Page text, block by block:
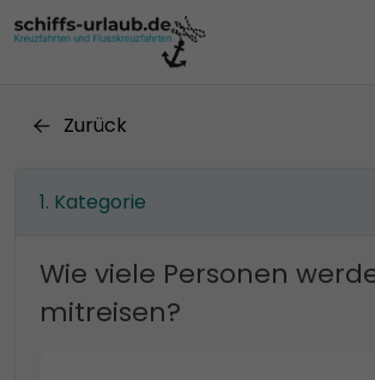
Zurück
Kategorie
Wie viele Personen
mitreisen?